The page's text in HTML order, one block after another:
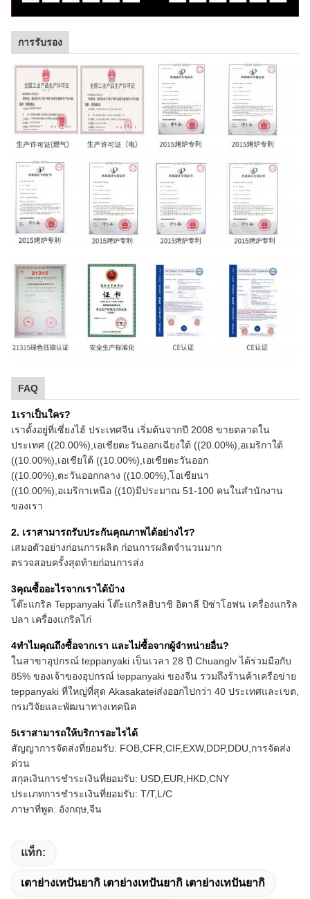
การรับรอง
FAQ
1เราเป็นใคร?
เราตั้งอยู่ที่เซี่ยงไฮ้ ประเทศจีน เริ่มต้นจากปี 2008 ขายตลาดใน
ประเทศ ((20.00%),เอเชียตะวันออกเฉียงใต้ ((20.00%),อเมริกาใต้
((10.00%),เอเชียใต้ ((10.00%),เอเชียตะวันออก
((10.00%),ตะวันออกกลาง ((10.00%),โอเซียนา
((10.00%),อเมริกาเหนือ ((10)มีประมาณ 51-100 คนในสํานักงาน
ของเรา
2. เราสามารถรับประกันคุณภาพได้อย่างไร?
เสมอตัวอย่างก่อนการผลิต ก่อนการผลิตจํานวนมาก
ตรวจสอบครั้งสุดท้ายก่อนการส่ง
3คุณซื้ออะไรจากเราได้บ้าง
โต๊ะแกริล Teppanyaki โต๊ะแกริลฮิบาชิ อิตาลี ปิซ่าโอฟน เครื่องแกริล
ปลา เครื่องแกริลไก่
4ทําไมคุณถึงซื้อจากเรา และไม่ซื้อจากผู้จําหน่ายอื่น?
ในสาขาอุปกรณ์ teppanyaki เป็นเวลา 28 ปี Chuanglv ได้ร่วมมือกับ
85% ของเจ้าของอุปกรณ์ teppanyaki ของจีน รวมถึงร้านค้าเครือข่าย
teppanyaki ที่ใหญ่ที่สุด Akasakateiส่งออกไปกว่า 40 ประเทศและเขต,
กรมวิจัยและพัฒนาทางเทคนิค
5เราสามารถให้บริการอะไรได้
สัญญาการจัดส่งที่ยอมรับ: FOB,CFR,CIF,EXW,DDP,DDU,การจัดส่ง
ด่วน
สกุลเงินการชําระเงินที่ยอมรับ: USD,EUR,HKD,CNY
ประเภทการชําระเงินที่ยอมรับ: T/T,L/C
ภาษาที่พูด: อังกฤษ,จีน
แท็ก:
เตาย่างเทปันยากิ เตาย่างเทปันยากิ เตาย่างเทปันยากิ